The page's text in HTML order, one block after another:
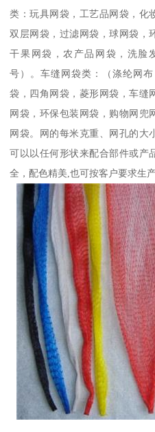
类：玩具网袋，工艺品网袋，化
双层网袋，过滤网袋，球网袋，
干果网袋，农产品网袋，洗脸
号）。车缝网袋类：（涤纶网
袋，四角网袋，菱形网袋，车缝
网袋，环保包装网袋，购物网兜
网袋。网的每米克重、网孔的大
可以以任何形状来配合部件或产
全，配色精美,也可按客户要求生